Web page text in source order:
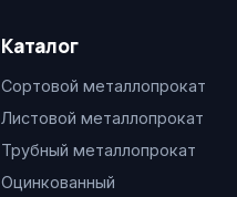
Каталог
Сортовой металлопрокат
Листовой металлопрокат
Трубный металлопрокат
Оцинкованный